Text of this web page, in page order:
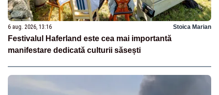
6 aug. 2026, 13:16 Stoica Marian
Festivalul Haferland este cea mai importantă
manifestare dedicată culturii săsești